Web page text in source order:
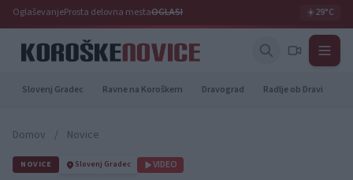
OglaševanjeProsta delovna mestaOGLASI ☀️29°C
Slovenj Gradec Ravne na Koroškem Dravograd Radlje ob Dravi
Domov / Novice
NOVICE Slovenj Gradec VIDEO